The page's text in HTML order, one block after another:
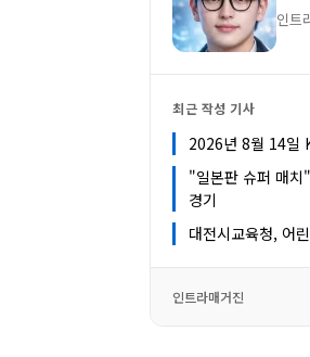
인트
최근 작성 기사
2026년 8월 14일
"일본판 슈퍼 매치
경기
대전시교육청, 어
인트라매거진